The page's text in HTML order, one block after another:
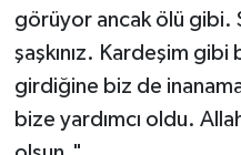
görüyor ancak ölü gibi.
şaşkınız. Kardeşim gibi
girdiğine biz de
bize yardımcı oldu.